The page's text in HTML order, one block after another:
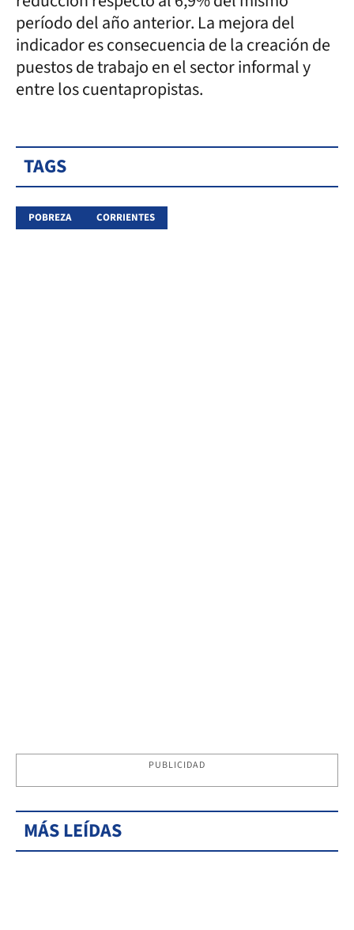
período del año anterior. La mejora del
indicador es consecuencia de la creación de
puestos de trabajo en el sector informal y
entre los cuentapropistas.
TAGS
POBREZA CORRIENTES
PUBLICIDAD
MÁS LEÍDAS